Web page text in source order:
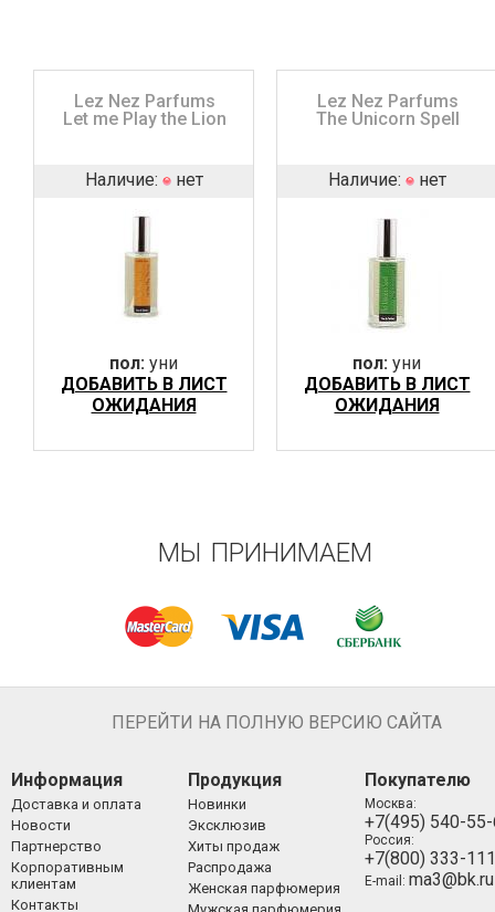
Lez Nez Parfums
Let me Play the Lion
Наличие: нет
пол: уни
ДОБАВИТЬ В ЛИСТ
ОЖИДАНИЯ
Lez Nez Parfums
The Unicorn Spell
Наличие: нет
пол: уни
ДОБАВИТЬ В ЛИСТ
ОЖИДАНИЯ
МЫ ПРИНИМАЕМ
ПЕРЕЙТИ НА ПОЛНУЮ ВЕРСИЮ САЙТА
Информация
Доставка и оплата
Новости
Партнерство
Корпоративным
клиентам
Контакты
Продукция
Новинки
Эксклюзив
Хиты продаж
Распродажа
Женская парфюмерия
Покупателю
Москва:
+7(495) 540-
Россия:
+7(800) 333-
E-mail: ma3@bk.ru